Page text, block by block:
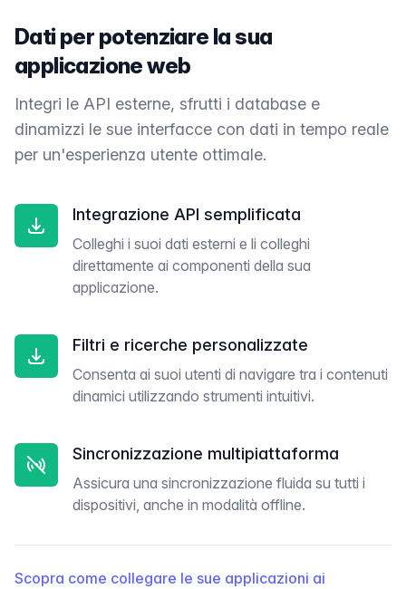
Dati per potenziare la sua
applicazione web
Integri le API esterne, sfrutti i database e
dinamizzi le sue interfacce con dati in tempo reale
per un'esperienza utente ottimale.
Integrazione API semplificata
Colleghi i suoi dati esterni e li colleghi
direttamente ai componenti della sua
applicazione.
Filtri e ricerche personalizzate
Consenta ai suoi utenti di navigare tra i contenuti
dinamici utilizzando strumenti intuitivi.
Sincronizzazione multipiattaforma
Assicura una sincronizzazione fluida su tutti i
dispositivi, anche in modalità offline.
Scopra come collegare le sue applicazioni ai